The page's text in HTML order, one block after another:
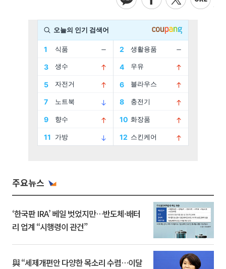
주요뉴스
‘한국판 IRA’ 베일 벗었지만…반도체·배터
리 업계 “시행령이 관건”
與 “세제개편안 다양한 목소리 수렴…이달